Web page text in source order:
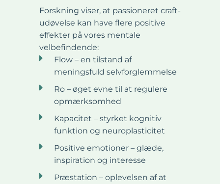
Forskning viser, at passioneret craft-
udøvelse kan have flere positive
effekter på vores mentale
velbefindende:
Flow – en tilstand af
meningsfuld selvforglemmelse
Ro – øget evne til at regulere
opmærksomhed
Kapacitet – styrket kognitiv
funktion og neuroplasticitet
Positive emotioner – glæde,
inspiration og interesse
Præstation – oplevelsen af at